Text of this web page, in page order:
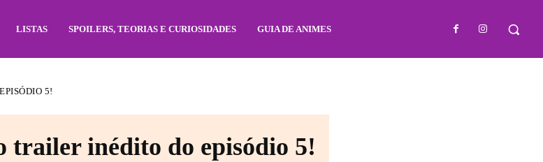
LISTAS SPOILERS, TEORIAS E CURIOSIDADES GUIA DE ANIMES
5!
trailer inédito do episódio 5!